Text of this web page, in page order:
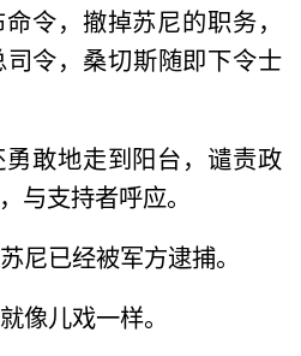
令，撤掉苏尼的职务，
令，桑切斯随即下令士
敢地走到阳台，谴责政
与支持者呼应。
尼已经被军方逮捕。
像儿戏一样。